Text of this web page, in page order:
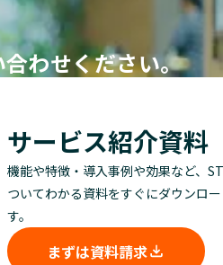
わせください。
サービス紹介資料
機能や特徴・導入事例や効果など、
ついてわかる資料をすぐにダウンロ
す。
まずは資料請求